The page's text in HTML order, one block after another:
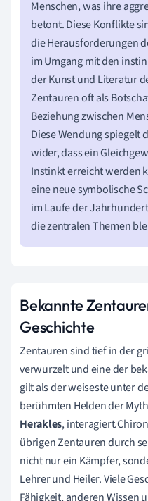
Menschen, was ihre
betont. Diese Konflikte
die Herausforderungen
im Umgang mit den
der Kunst und Literatur
Zentauren oft als
Beziehung zwischen
Diese Wendung spiegelt
wider, dass ein
Instinkt erreicht werden
eine neue symbolische
im Laufe der
die zentralen Themen
Bekannte
Geschichte
Zentauren sind tief in der
verwurzelt und eine der
gilt als der weiseste unter
berühmten Helden der
Herakles,
übrigen Zentauren durch
nicht nur ein Kämpfer,
Lehrer und Heiler. Viele
Fähigkeit, anderen Wissen